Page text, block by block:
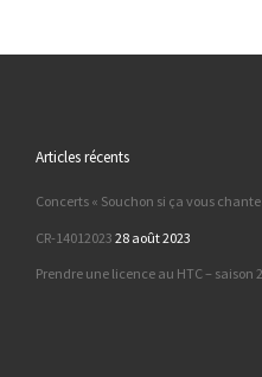
Articles récents
Concerts « Souchon si ça vous chante
CR-14012023 28 août 2023
Prendre une licence au HTC – saison